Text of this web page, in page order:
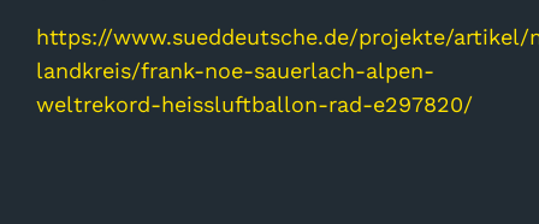
https://www.sueddeutsche.de/projekte/artikel/
landkreis/frank-noe-sauerlach-alpen-
weltrekord-heissluftballon-rad-e297820/